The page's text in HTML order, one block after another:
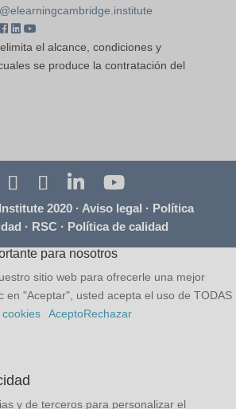
el alcance, condiciones y
se produce la contratación del
2020 · Aviso legal · Política
· RSC · Política de calidad
para nosotros
sitio web para ofrecerle una mejor
en "Aceptar", usted acepta el uso de TODAS
AceptoRechazar
y de terceros para personalizar el